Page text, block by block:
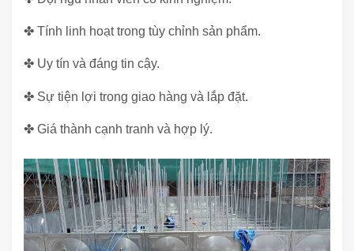
✤ Tính linh hoạt trong tùy chỉnh sản phẩm.
✤ Uy tín và đáng tin cậy.
✤ Sự tiện lợi trong giao hàng và lắp đặt.
✤ Giá thành cạnh tranh và hợp lý.